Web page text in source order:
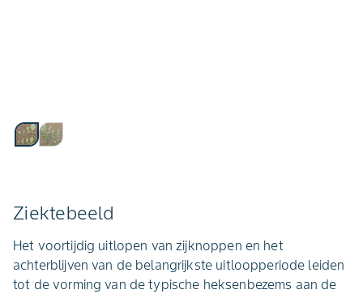
Ziektebeeld
Het voortijdig uitlopen van zijknoppen en het
achterblijven van de belangrijkste uitloopperiode leiden
tot de vorming van de typische heksenbezems aan de